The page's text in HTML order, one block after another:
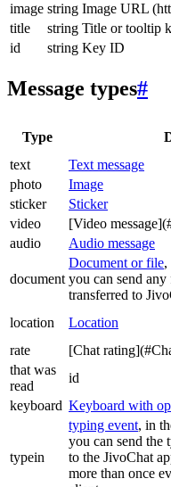
image string Image URL
title
string Title or tooltip
id
string Key ID
Message types#
Type
text
Text message
photo
Image
sticker
Sticker
video
[Video
audio
Audio message
document
Document or file,
you can send
transferred to
location Location
rate
[Chat
that was
read
id
keyboard Keyboard with
typein
typing event, in
you can send the
to the JivoChat
more than once